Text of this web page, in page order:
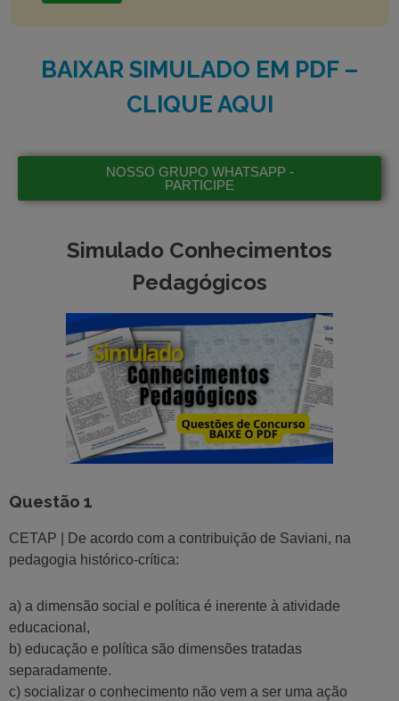
BAIXAR SIMULADO EM PDF –
CLIQUE AQUI
NOSSO GRUPO WHATSAPP -
PARTICIPE
Simulado Conhecimentos
Pedagógicos
Questão 1
CETAP | De acordo com a contribuição de Saviani, na
pedagogia histórico-crítica:
a) a dimensão social e política é inerente à atividade
educacional,
b) educação e política são dimensões tratadas
separadamente.
c) socializar o conhecimento não vem a ser uma ação